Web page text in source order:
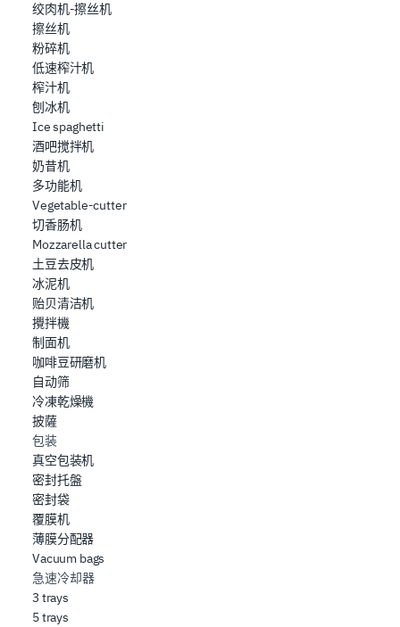
绞肉机-擦丝机
擦丝机
粉碎机
低速榨汁机
榨汁机
刨冰机
Ice spaghetti
酒吧搅拌机
奶昔机
多功能机
Vegetable-cutter
切香肠机
Mozzarella cutter
土豆去皮机
冰泥机
贻贝清洁机
攪拌機
制面机
咖啡豆研磨机
自动筛
冷凍乾燥機
披薩
包装
真空包装机
密封托盤
密封袋
覆膜机
薄膜分配器
Vacuum bags
急速冷却器
3 trays
5 trays